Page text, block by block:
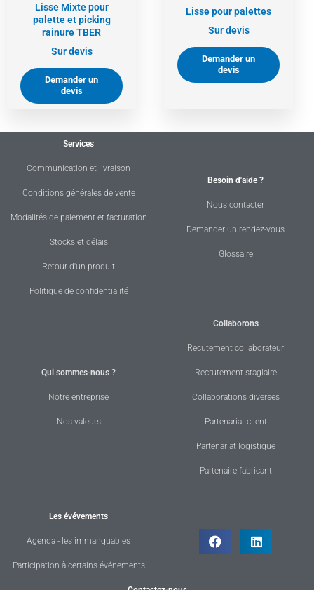
Lisse Mixte pour
palette et picking
rainure TBER
Sur devis
Demander un
devis
Lisse pour palettes
Sur devis
Demander un
devis
Services
Communication et livraison
Conditions générales de vente
Modalités de paiement et facturation
Stocks et délais
Retour d'un produit
Politique de confidentialité
Besoin d'aide ?
Nous contacter
Demander un rendez-vous
Glossaire
Qui sommes-nous ?
Notre entreprise
Nos valeurs
Collaborons
Recutement collaborateur
Recrutement stagiaire
Collaborations diverses
Partenariat client
Partenariat logistique
Partenaire fabricant
Les évévements
Agenda - les immanquables
Participation à certains événements